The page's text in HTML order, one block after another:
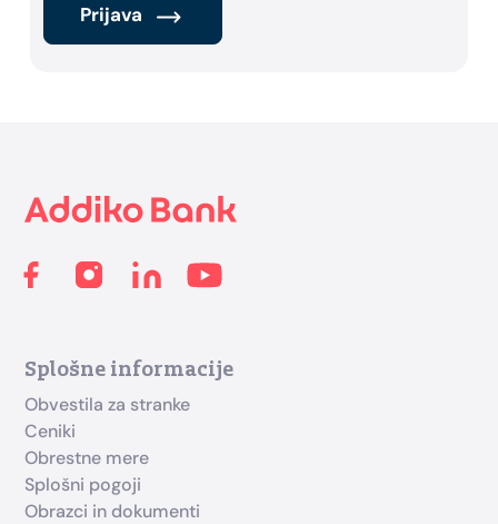
Prijava
Splošne informacije
Obvestila za stranke
Ceniki
Obrestne mere
Splošni pogoji
Obrazci in dokumenti